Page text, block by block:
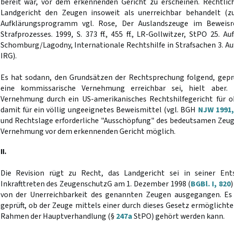
Landgericht den Zeugen insoweit als unerreichbar behandelt
Aufklärungsprogramm vgl. Rose, Der Auslandszeuge im
Strafprozesses. 1999, S. 373 ff., 455 ff., LR-Gollwitzer, StPO 25.
Schomburg/Lagodny, Internationale Rechtshilfe in Strafsachen 3.
IRG).
Es hat sodann, den Grundsätzen der Rechtsprechung folgend,
eine kommissarische Vernehmung erreichbar sei, hielt aber.
Vernehmung durch ein US-amerikanisches Rechtshilfegericht für
damit für ein völlig ungeeignetes Beweismittel (vgl. BGH NJW
und Rechtslage erforderliche "Ausschöpfung" des bedeutsamen
Vernehmung vor dem erkennenden Gericht möglich.
II.
Die Revision rügt zu Recht, das Landgericht sei in seiner
Inkrafttreten des ZeugenschutzG am 1. Dezember 1998 (BGBl. I, 820
von der Unerreichbarkeit des genannten Zeugen ausgegangen.
geprüft, ob der Zeuge mittels einer durch dieses Gesetz
Rahmen der Hauptverhandlung (§ 247aStPO) gehört werden kann.